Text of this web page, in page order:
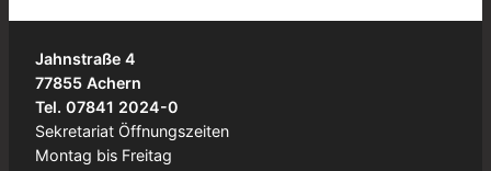
Jahnstraße 4
77855 Achern
Tel. 07841 2024-0
Sekretariat Öffnungszeiten
Montag bis Freitag